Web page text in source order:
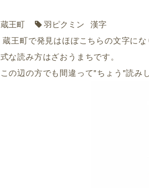
蔵王町 羽ピクミン 漢字
蔵王町で発見はほぼこちらの文字に
式な読み方はざおうまちです。
この辺の方でも間違って"ちょう"読み